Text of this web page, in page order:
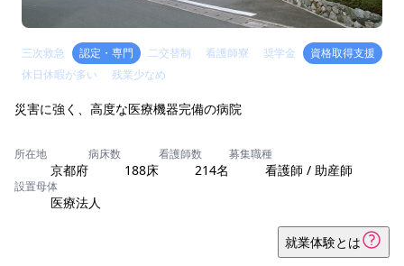
三次救急 認定・専門 二交替制 看護師寮 奨学金
資格取得支援
休日休暇が多い
残業少なめ
災害に強く、高度な医療機器完備の病院
所在地
京都府
病床数
188床
看護師数
214名
募集職種
看護師 / 助産師
設置母体
医療法人
就業体験とは